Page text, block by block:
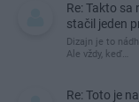
Re: Takto
stačil jeden
Dizajn je to
Ale vždy, keď…
Re: Toto je